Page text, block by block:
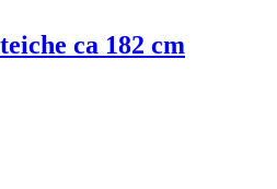
ca 182 cm